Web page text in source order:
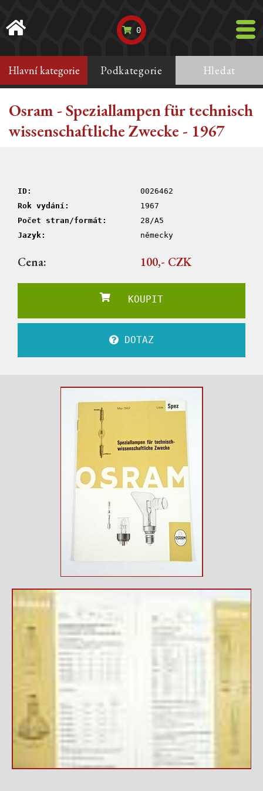
0
Hlavní kategorie Podkategorie Hledat
Osram - Speziallampen für technisch
wissenschaftliche Zwecke - 1967
ID:
0026462
Rok vydání:
1967
Počet stran/formát:
28/A5
Jazyk:
německy
Cena: 100,- CZK
KOUPIT
DOTAZ